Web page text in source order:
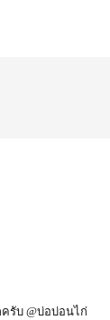
รับ @บ่อบ่อนไก่